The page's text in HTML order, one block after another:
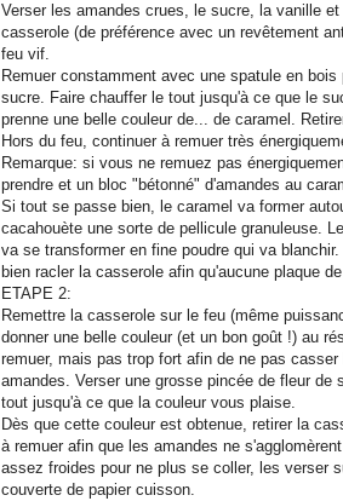
Verser les amandes crues, le sucre, la vanille et
casserole (de préférence avec un revêtement
feu vif.
Remuer constamment avec une spatule en bois
sucre. Faire chauffer le tout jusqu'à ce que le
prenne une belle couleur de... de caramel.
Hors du feu, continuer à remuer très
Remarque: si vous ne remuez pas
prendre et un bloc "bétonné" d'amandes au
Si tout se passe bien, le caramel va former
cacahouète une sorte de pellicule granuleuse.
va se transformer en fine poudre qui va
bien racler la casserole afin qu'aucune plaque
ETAPE 2:
Remettre la casserole sur le feu (même
donner une belle couleur (et un bon goût !) au
remuer, mais pas trop fort afin de ne pas casser
amandes. Verser une grosse pincée de fleur de
tout jusqu'à ce que la couleur vous plaise.
Dès que cette couleur est obtenue, retirer la
à remuer afin que les amandes ne
assez froides pour ne plus se coller, les verser
couverte de papier cuisson.